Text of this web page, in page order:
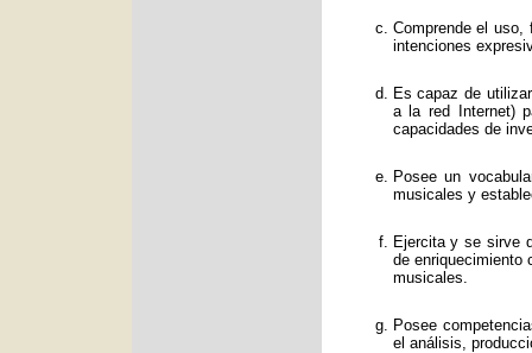
Comprende el
intenciones
Es capaz de
a la red Internet)
capacidades de
Posee un
musicales y
Ejercita y se sirve
de enriquecimiento
musicales.
Posee
el análisis,